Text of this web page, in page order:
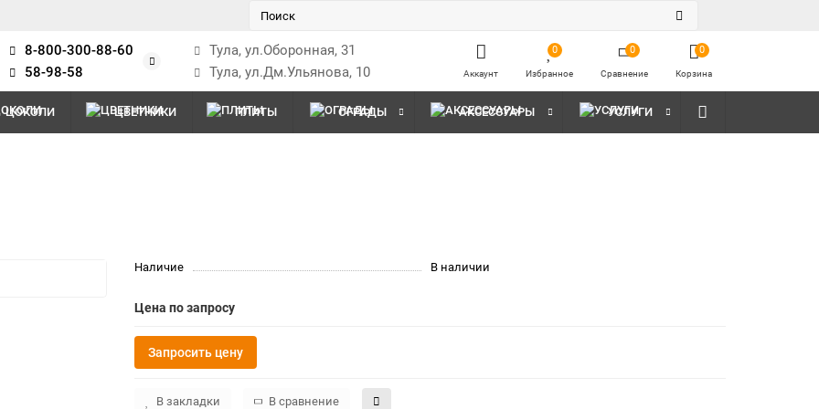
8-800-300-88-60
58-98-58
Тула, ул.Оборонная, 31
Тула, ул.Дм.Ульянова, 10
Аккаунт
0
Избранное
0
Сравнение
0
Корзина
ЦОКОЛИ ЦВЕТНИКИ ПЛИТЫ ОГРАДЫ АКСЕССУАРЫ УСЛУГИ
Наличие В наличии
Цена по запросу
Запросить цену
В закладки В сравнение